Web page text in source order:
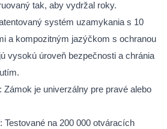
tak, aby vydržal roky.
systém uzamykania s 10
a kompozitným jazýčkom s ochranou
vysokú úroveň bezpečnosti a chránia
Zámok je univerzálny pre pravé alebo
Testované na 200 000 otváracích